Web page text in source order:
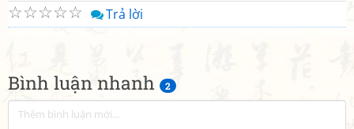
Bình luận nhanh 2
☆
☆
☆
☆
☆ Trả lời